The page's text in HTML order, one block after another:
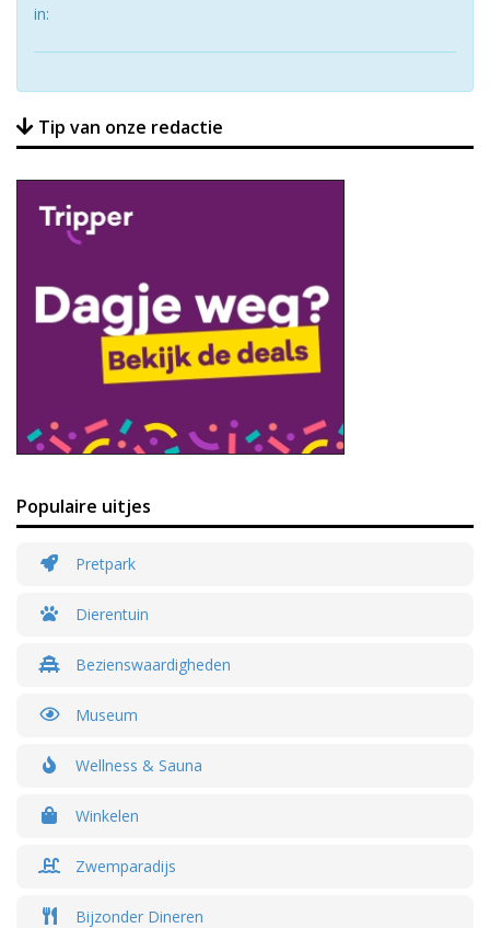
in:
Tip van onze redactie
Populaire uitjes
Pretpark
Dierentuin
Bezienswaardigheden
Museum
Wellness & Sauna
Winkelen
Zwemparadijs
Bijzonder Dineren